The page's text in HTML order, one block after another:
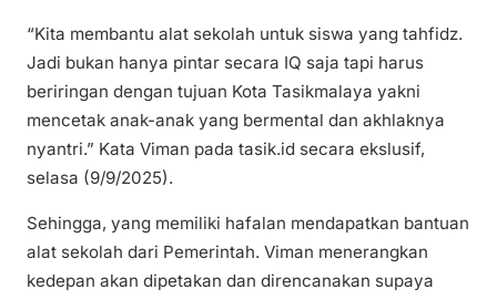
“Kita membantu alat sekolah untuk siswa yang tahfidz.
Jadi bukan hanya pintar secara IQ saja tapi harus
beriringan dengan tujuan Kota Tasikmalaya yakni
mencetak anak-anak yang bermental dan akhlaknya
nyantri.” Kata Viman pada tasik.id secara ekslusif,
selasa (9/9/2025).
Sehingga, yang memiliki hafalan mendapatkan bantuan
alat sekolah dari Pemerintah. Viman menerangkan
kedepan akan dipetakan dan direncanakan supaya